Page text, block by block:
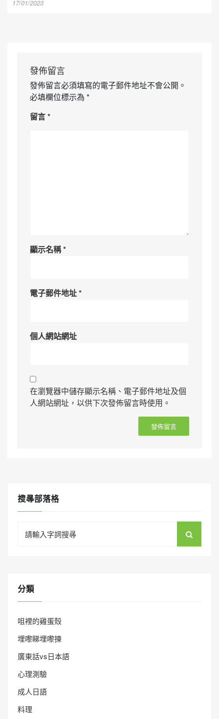
17/01/2023
發佈留言
發佈留言必須填寫的電子郵件地址不會公開。
必填欄位標示為 *
留言*
顯示名稱*
電子郵件地址*
個人網站網址
在瀏覽器中儲存顯示名稱、電子郵件地址及個
人網站網址，以供下次發佈留言時使用。
搜㝷部落格
for:
分類
咀裡的雞蛋殼
埋嚟睇埋嚟揀
廣東話vs日本語
心理測驗
成人日語
料理